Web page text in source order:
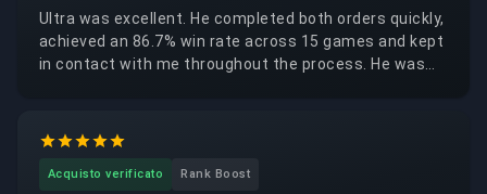
Ultra was excellent. He completed both orders quickly,
achieved an 86.7% win rate across 15 games and kept
in contact with me throughout the process. He was
Acquisto verificato Rank Boost